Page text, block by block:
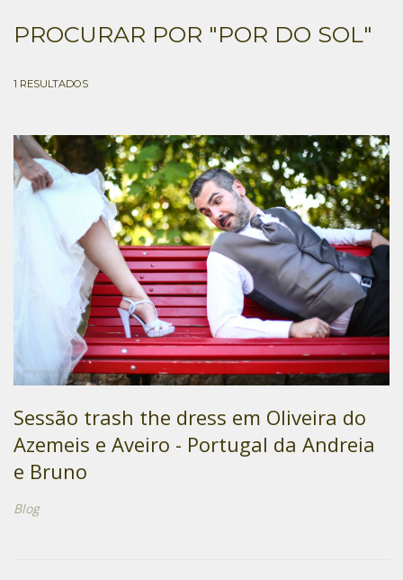
PROCURAR POR "POR DO SOL"
1 RESULTADOS
Sessão trash the dress em Oliveira do
Azemeis e Aveiro - Portugal da Andreia
e Bruno
Blog